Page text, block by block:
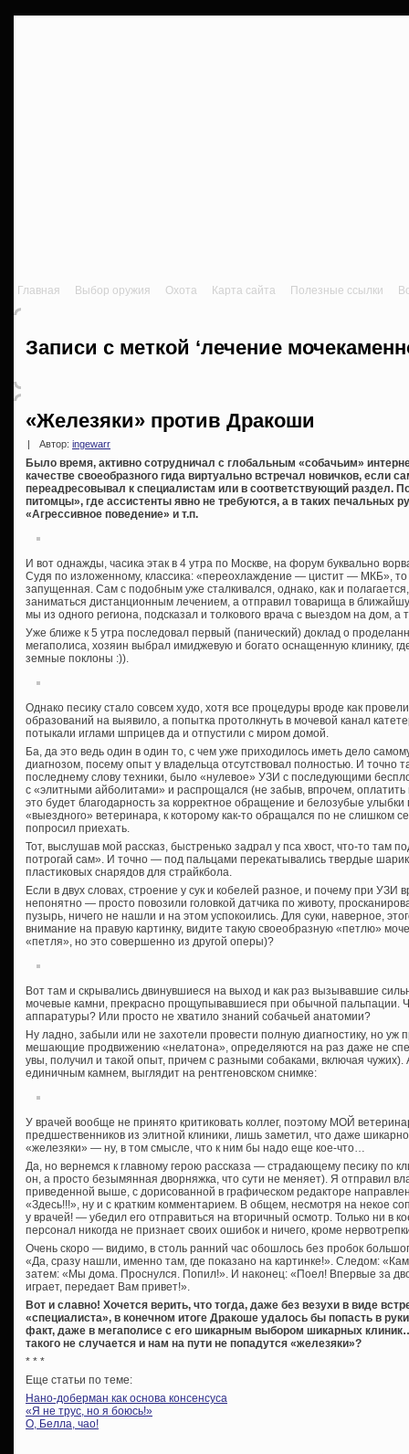
Главная Выбор оружия Охота Карта сайта Полезные ссылки
Записи с меткой ‘лечение
«Железяки» против Дракоши
Автор: ingewarr
Было время, активно сотрудничал с глобальным «собачьим»
качестве своеобразного гида виртуально встречал новичков, если
переадресовывал к специалистам или в соответствующий раздел.
питомцы», где ассистенты явно не требуются, а в таких печальных
«Агрессивное поведение» и т.п.
И вот однажды, часика этак в 4 утра по Москве, на форум буквально
Судя по изложенному, классика: «переохлаждение — цистит — МКБ»,
запущенная. Сам с подобным уже сталкивался, однако, как и
заниматься дистанционным лечением, а отправил товарища в
мы из одного региона, подсказал и толкового врача с выездом на дом, а
Уже ближе к 5 утра последовал первый (панический) доклад о
мегаполиса, хозяин выбрал имиджевую и богато оснащенную клинику,
земные поклоны :)).
Однако песику стало совсем худо, хотя все процедуры вроде как
образований на выявило, а попытка протолкнуть в мочевой канал
потыкали иглами шприцев да и отпустили с миром домой.
Ба, да это ведь один в один то, с чем уже приходилось иметь дело
диагнозом, посему опыт у владельца отсутствовал полностью. И точно
последнему слову техники, было «нулевое» УЗИ с последующими
с «элитными айболитами» и распрощался (не забыв, впрочем, оплатить
это будет благодарность за корректное обращение и белозубые улыбки
«выездного» ветеринара, к которому как-то обращался по не слишком
попросил приехать.
Тот, выслушав мой рассказ, быстренько задрал у пса хвост, что-то там
потрогай сам». И точно — под пальцами перекатывались твердые
пластиковых снарядов для страйкбола.
Если в двух словах, строение у сук и кобелей разное, и почему при УЗИ
непонятно — просто повозили головкой датчика по животу,
пузырь, ничего не нашли и на этом успокоились. Для суки, наверное,
внимание на правую картинку, видите такую своеобразную «петлю»
«петля», но это совершенно из другой оперы)?
Вот там и скрывались двинувшиеся на выход и как раз вызывавшие
мочевые камни, прекрасно прощупывавшиеся при обычной пальпации.
аппаратуры? Или просто не хватило знаний собачьей анатомии?
Ну ладно, забыли или не захотели провести полную диагностику, но уж
мешающие продвижению «нелатона», определяются на раз даже не
увы, получил и такой опыт, причем с разными собаками, включая чужих).
единичным камнем, выглядит на рентгеновском снимке:
У врачей вообще не принято критиковать коллег, поэтому МОЙ
предшественников из элитной клиники, лишь заметил, что даже
«железяки» — ну, в том смысле, что к ним бы надо еще кое-что…
Да, но вернемся к главному герою рассказа — страдающему песику по
он, а просто безымянная дворняжка, что сути не меняет). Я отправил
приведенной выше, с дорисованной в графическом редакторе
«Здесь!!!», ну и с кратким комментарием. В общем, несмотря на некое
у врачей! — убедил его отправиться на вторичный осмотр. Только ни в
персонал никогда не признает своих ошибок и ничего, кроме
Очень скоро — видимо, в столь ранний час обошлось без пробок
«Да, сразу нашли, именно там, где показано на картинке!». Следом:
затем: «Мы дома. Проснулся. Попил!». И наконец: «Поел! Впервые за
играет, передает Вам привет!».
Вот и славно! Хочется верить, что тогда, даже без везухи в виде
«специалиста», в конечном итоге Дракоше удалось бы попасть в
факт, даже в мегаполисе с его шикарным выбором шикарных
такого не случается и нам на пути не попадутся «железяки»?
* * *
Еще статьи по теме:
Нано-доберман как основа консенсуса
«Я не трус, но я боюсь!»
О, Белла, чао!